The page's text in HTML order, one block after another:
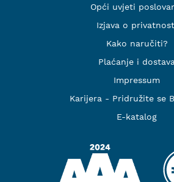
Opći uvjeti
Izjava o
Kako naručiti?
Plaćanje i dostava
Impressum
Karijera - Pridružite se
E-katalog